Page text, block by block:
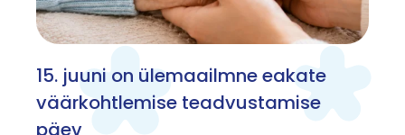
15. juuni on ülemaailmne eakate
väärkohtlemise teadvustamise
päev